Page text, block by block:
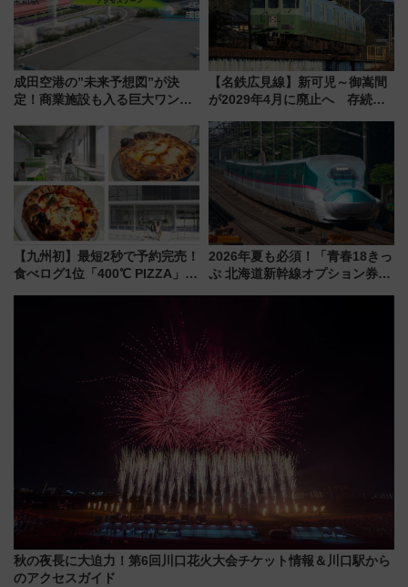
成田空港の”未来予想図”が決
定！商業施設も入る巨大ワンタ
で新型特急が品川･羽田とを結
ぶ！ JR空港駅は2面3線化！
【名鉄広見線】新可児～御嵩間
が2029年4月に廃止へ 存続協
【九州初】最短2秒で予約完売！
食べログ1位「400℃ PIZZA」が
2026年夏も必須！「青春18きっ
ぷ 北海道新幹線オプション券」
秋の夜長に大迫力！第6回川口花火大会チケット情報＆川口駅から
のアクセスガイド